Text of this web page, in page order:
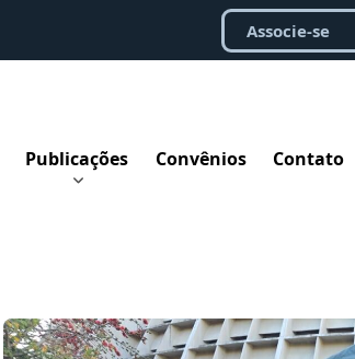
Associe-se
Publicações Convênios Contato